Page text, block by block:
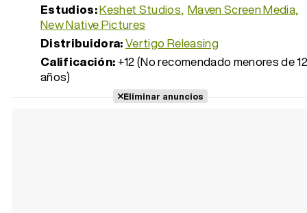
Estudios:Keshet Studios Maven Screen Media
New Native Pictures
Distribuidora:Vertigo Releasing
Calificación: +12 (No recomendado menores de 12
años)
Eliminar anuncios